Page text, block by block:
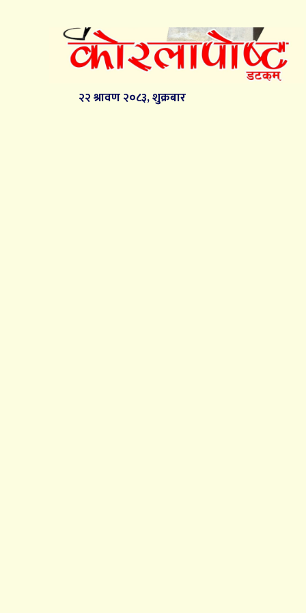
२२ श्रावण २०८३, शुक्रबार